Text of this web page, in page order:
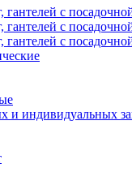
гантелей с
гантелей с
гантелей с
и индивидуальных